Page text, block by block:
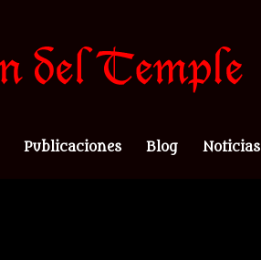
Publicaciones Blog Noticias